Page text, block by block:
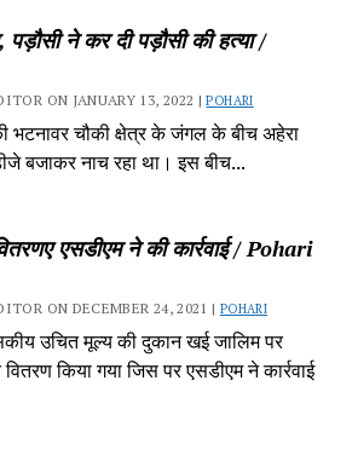
पड़ौसी ने कर दी पड़ौसी की हत्या /
ON JANUARY 13, 2022 |POHARI
भटनावर चौकी क्षेत्र‎ के जंगल के बीच अहेरा
बजाकर‎ नाच रहा था। इस बीच...
एसडीएम ने की कार्रवाई / Pohari
ON DECEMBER 24, 2021 | POHARI
उचित मूल्य की दुकान खई जालिम पर
किया गया जिस पर एसडीएम ने कार्रवाई